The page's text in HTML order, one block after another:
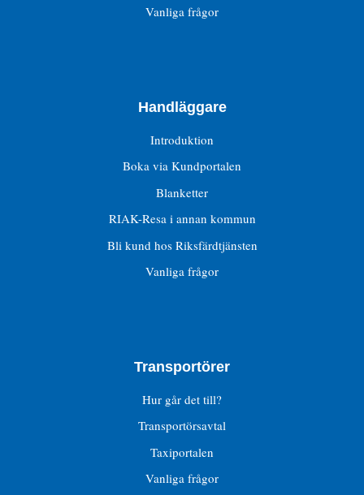
Vanliga frågor
Handläggare
Introduktion
Boka via Kundportalen
Blanketter
RIAK-Resa i annan kommun
Bli kund hos Riksfärdtjänsten
Vanliga frågor
Transportörer
Hur går det till?
Transportörsavtal
Taxiportalen
Vanliga frågor